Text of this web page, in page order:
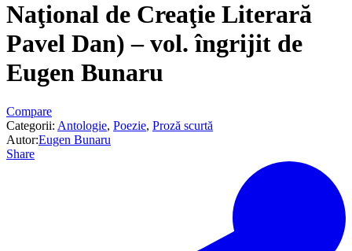
Naţional de Creaţie Literară
Pavel Dan) – vol. îngrijit de
Eugen Bunaru
Compare
Categorii: Antologie, Poezie, Proză scurtă
Autor:Eugen Bunaru
Share